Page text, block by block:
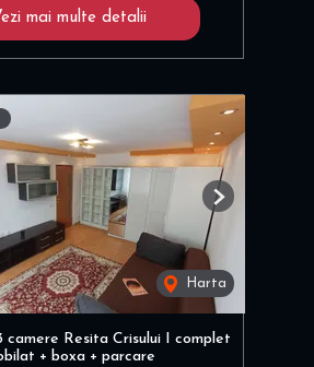
mai multe detalii
Harta
Next
camere Resita Crisului I complet
+ boxa + parcare